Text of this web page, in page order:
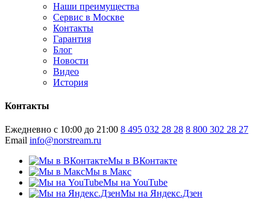
Наши преимущества
Сервис в Москве
Контакты
Гарантия
Блог
Новости
Видео
История
Контакты
Ежедневно с 10:00 до 21:00 8 495 032 28 28 8 800 302 28 27
Email info@norstream.ru
Мы в ВКонтакте
Мы в Макс
Мы на YouTube
Мы на Яндекс.Дзен